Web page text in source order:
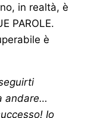
in realtà, è
PAROLE.
è
andare…
Io